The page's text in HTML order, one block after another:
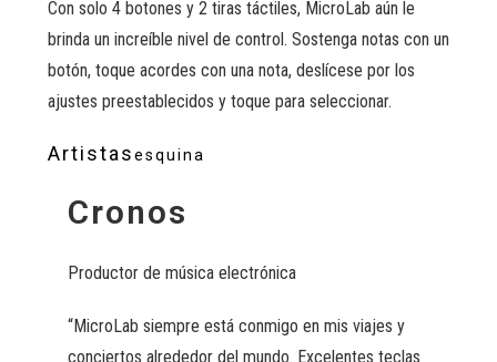
Con solo 4 botones y 2 tiras táctiles, MicroLab aún le
brinda un increíble nivel de control. Sostenga notas con un
botón, toque acordes con una nota, deslícese por los
ajustes preestablecidos y toque para seleccionar.
Artistasesquina
Cronos
Productor de música electrónica
“MicroLab siempre está conmigo en mis viajes y
conciertos alrededor del mundo. Excelentes teclas